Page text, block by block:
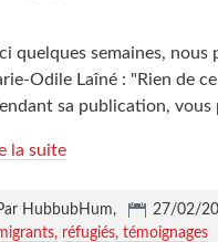
quelques semaines,
Odile Laîné : "Rien de
sa publication, vous
la suite
HubbubHum, 27/02/
réfugiés témoignages